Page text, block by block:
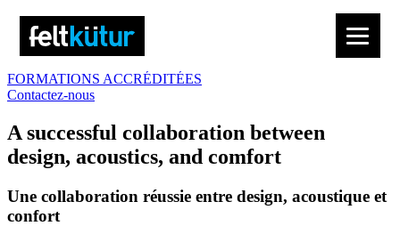
FORMATIONS ACCRÉDITÉES
Contactez-nous
A successful collaboration between
design, acoustics, and comfort
Une collaboration réussie entre design, acoustique et
confort